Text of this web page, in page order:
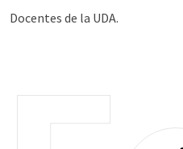
Docentes de la UDA.